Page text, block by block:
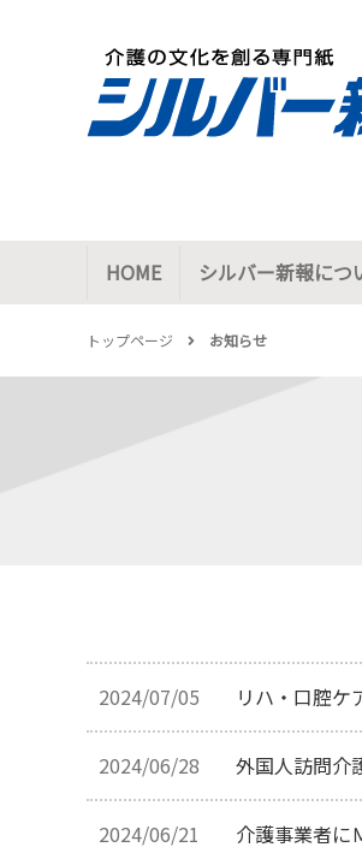
HOME シルバー新報につ
トップページ お知らせ
2024/07/05 リハ・口腔ケ
2024/06/28 外国人訪問
2024/06/21 介護事業者に